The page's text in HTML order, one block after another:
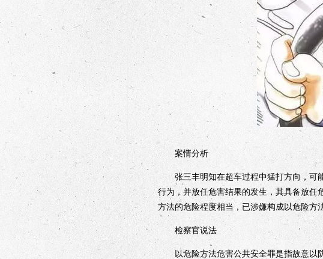
案情分析
张三丰明知在超车过程中猛打方向，可能
行为，并放任危害结果的发生，其具备放任
方法的危险程度相当，已涉嫌构成以危险方
检察官说法
以危险方法危害公共安全罪是指故意以